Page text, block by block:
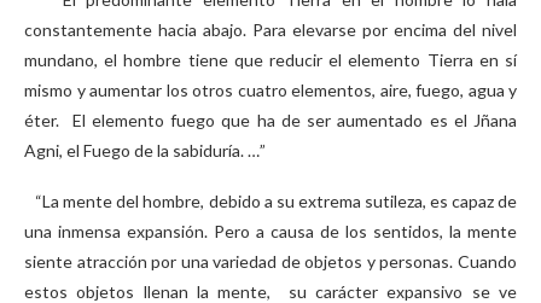
constantemente hacia abajo. Para elevarse por encima del nivel
mundano, el hombre tiene que reducir el elemento Tierra en sí
mismo y aumentar los otros cuatro elementos, aire, fuego, agua y
éter. El elemento fuego que ha de ser aumentado es el Jñana
Agni, el Fuego de la sabiduría. …”
“La mente del hombre, debido a su extrema sutileza, es capaz de
una inmensa expansión. Pero a causa de los sentidos, la mente
siente atracción por una variedad de objetos y personas. Cuando
estos objetos llenan la mente, su carácter expansivo se ve